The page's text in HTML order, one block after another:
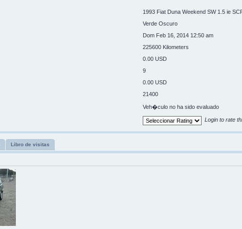
1993 Fiat Duna Weekend SW 1.5 ie
Verde Oscuro
Dom Feb 16, 2014 12:50 am
225600 Kilometers
0.00 USD
9
0.00 USD
21400
Veh�culo no ha sido evaluado
Login to rate
Libro de visitas